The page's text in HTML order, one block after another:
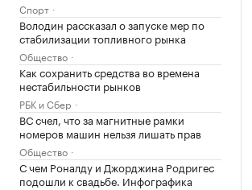
Спорт
Володин рассказал о запуске мер по
стабилизации топливного рынка
Общество
Как сохранить средства во времена
нестабильности рынков
РБК и Сбер
ВС счел, что за магнитные рамки
номеров машин нельзя лишать прав
Общество
С чем Роналду и Джорджина Родригес
подошли к свадьбе. Инфографика